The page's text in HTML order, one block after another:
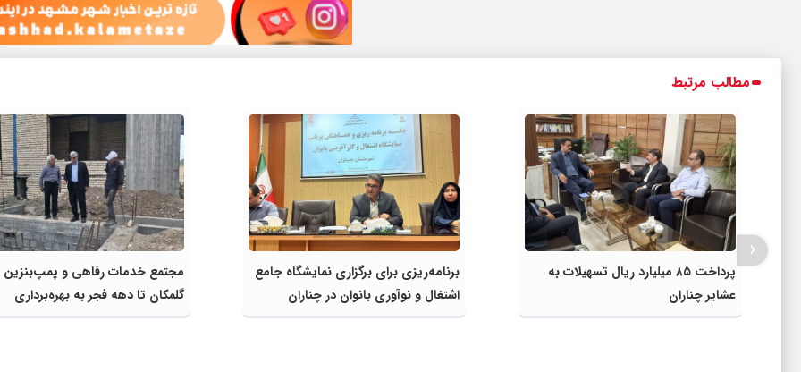
مطالب مرتبط
پرداخت ۸۵ میلیارد ریال تسهیلات به
عشایر چناران
برنامه‌ریزی برای برگزاری نمایشگاه جامع
اشتغال و نوآوری بانوان در چناران
مجتمع خدمات رفاهی و پمپ‌بنزین
گلمکان تا دهه فجر به بهره‌برداری
می‌رسد
‹